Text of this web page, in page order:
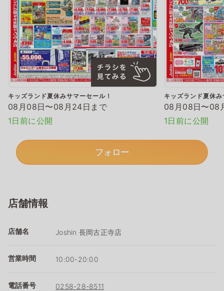
キッズランド夏休みサマーセール！
08月08日〜08月24日まで
1日前に公開
キッズランド夏休
08月08日〜08
1日前に公開
フォロー
店舗情報
店舗名 Joshin 長岡古正寺店
営業時間 10:00-20:00
電話番号 0258-28-8511